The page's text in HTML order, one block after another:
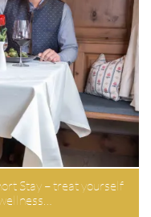
Stay – treat yourself